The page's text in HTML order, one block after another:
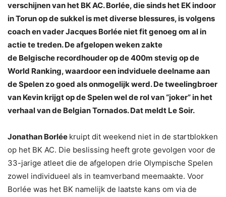
verschijnen van het BK AC. Borlée, die sinds het EK indoor
in Torun op de sukkel is met diverse blessures, is volgens
coach en vader Jacques Borlée niet fit genoeg om al in
actie te treden. De afgelopen weken zakte
de Belgische recordhouder op de 400m stevig op de
World Ranking, waardoor een indviduele deelname aan
de Spelen zo goed als onmogelijk werd. De tweelingbroer
van Kevin krijgt op de Spelen wel de rol van “joker” in het
verhaal van de Belgian Tornados. Dat meldt Le Soir.
Jonathan Borlée kruipt dit weekend niet in de startblokken
op het BK AC. Die beslissing heeft grote gevolgen voor de
33-jarige atleet die de afgelopen drie Olympische Spelen
zowel individueel als in teamverband meemaakte. Voor
Borlée was het BK namelijk de laatste kans om via de